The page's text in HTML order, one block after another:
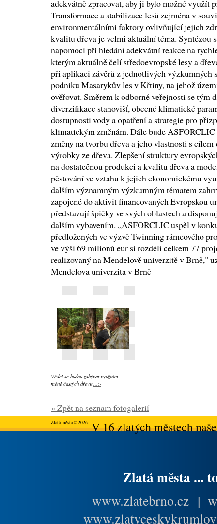
adekvátně zpracovat, aby ji bylo možné využít
Transformace a stabilizace lesů zejména v
environmentálními faktory ovlivňující jejich
kvalitu dřeva je velmi aktuální téma. Syntézou
napomoci při hledání adekvátní reakce na
kterým aktuálně čelí středoevropské lesy a
při aplikaci závěrů z jednotlivých výzkumných
podniku Masarykův les v Křtiny, na jehož
ověřovat. Směrem k odborné veřejnosti se tým
diverzifikace stanovišť, obecné klimatické
dostupnosti vody a opatření a strategie pro
klimatickým změnám. Dále bude
změny na tvorbu dřeva a jeho vlastnosti s
výrobky ze dřeva. Zlepšení struktury
na dostatečnou produkci a kvalitu dřeva a
pěstování ve vztahu k jejich ekonomickému
dalším významným výzkumným tématem
zapojené do aktivit financovaných Evropskou
představují špičky ve svých oblastech a
dalším vybavením. „ASFORCLIC uspěl v
předložených ve výzvě Twinning rámcového
ve výši 69 milionů eur si rozdělí celkem 77
realizovaný na Mendelově univerzitě v Brně,"
Mendelova univerzita v Brně
Vědci se budou zabývat využitím
méně častých dřevin...>
« Zpět na seznam fotogalerií
Zlatá města © 2026V 16 zlatých městech
Zlatá města ...
www.zlatebrno.cz |